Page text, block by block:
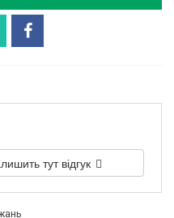
тут відгук